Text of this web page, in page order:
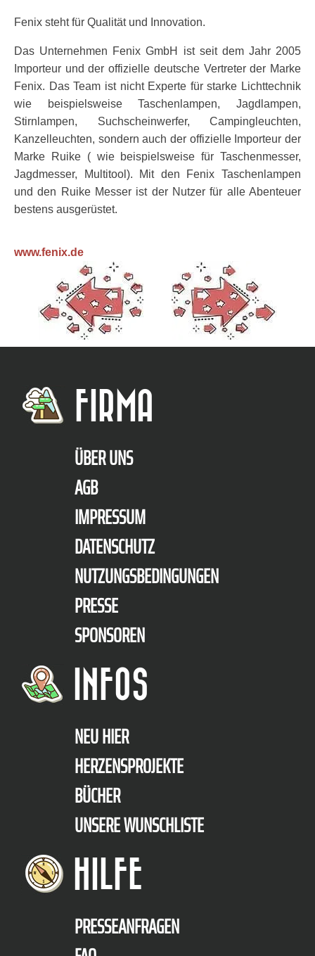
Fenix steht für Qualität und Innovation.
Das Unternehmen Fenix GmbH ist seit dem Jahr 2005
Importeur und der offizielle deutsche Vertreter der Marke
Fenix. Das Team ist nicht Experte für starke Lichttechnik
wie beispielsweise Taschenlampen, Jagdlampen,
Stirnlampen, Suchscheinwerfer, Campingleuchten,
Kanzelleuchten, sondern auch der offizielle Importeur der
Marke Ruike ( wie beispielsweise für Taschenmesser,
Jagdmesser, Multitool). Mit den Fenix Taschenlampen
und den Ruike Messer ist der Nutzer für alle Abenteuer
bestens ausgerüstet.
www.fenix.de
FIRMA
ÜBER UNS
AGB
IMPRESSUM
DATENSCHUTZ
NUTZUNGSBEDINGUNGEN
PRESSE
SPONSOREN
INFOS
NEU HIER
HERZENSPROJEKTE
BÜCHER
UNSERE WUNSCHLISTE
HILFE
PRESSEANFRAGEN